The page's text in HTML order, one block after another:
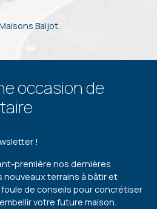
Baijot.
occasion de
!
première nos dernières
nouveaux terrains à bâtir et
de conseils pour concrétiser
votre future maison.